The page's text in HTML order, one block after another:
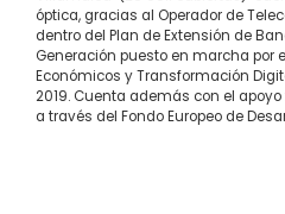
óptica, gracias al Operador de
dentro del Plan de Extensión de
Generación puesto en marcha por
Económicos y Transformación
2019. Cuenta además con el
a través del Fondo Europeo de